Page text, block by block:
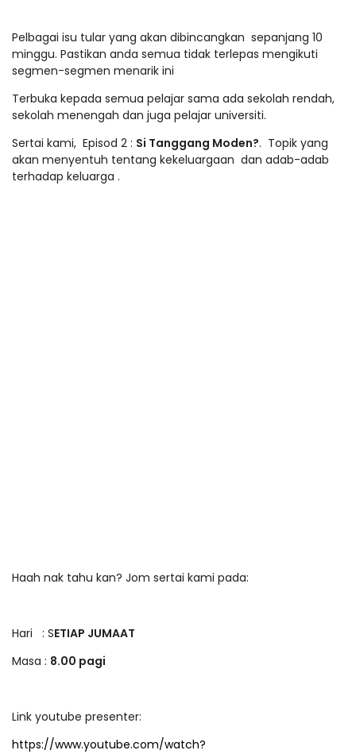
Pelbagai isu tular yang akan dibincangkan sepanjang 10
minggu. Pastikan anda semua tidak terlepas mengikuti
segmen-segmen menarik ini
Terbuka kepada semua pelajar sama ada sekolah rendah,
sekolah menengah dan juga pelajar universiti.
Sertai kami, Episod 2 : Si Tanggang Moden?. Topik yang
akan menyentuh tentang kekeluargaan dan adab-adab
terhadap keluarga .
Haah nak tahu kan? Jom sertai kami pada:
Hari : SETIAP JUMAAT
Masa : 8.00 pagi
Link youtube presenter:
https://www.youtube.com/watch?